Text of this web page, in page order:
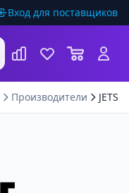
Вход для поставщиков
Производители